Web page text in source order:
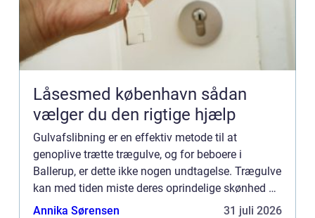
Låsesmed københavn sådan
vælger du den rigtige hjælp
Gulvafslibning er en effektiv metode til at
genoplive trætte trægulve, og for beboere i
Ballerup, er dette ikke nogen undtagelse. Trægulve
kan med tiden miste deres oprindelige skønhed på
grund af almindelig slitage, ridser, pletter og
Annika Sørensen 31 juli 2026